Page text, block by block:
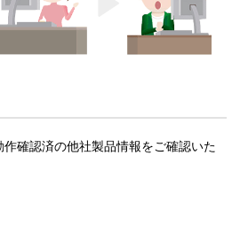
確認済の他社製品情報をご確認いた